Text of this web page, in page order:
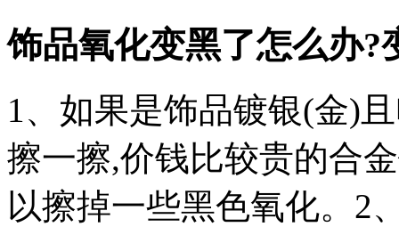
饰品氧化变黑了怎么办?
1、如果是饰品镀银(金)
擦一擦,价钱比较贵的合
以擦掉一些黑色氧化。2